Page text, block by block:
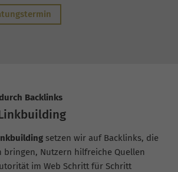
Backlinks
setzen wir auf Backlinks, die
bringen, Nutzern hilfreiche Quellen
im Web Schritt für Schritt